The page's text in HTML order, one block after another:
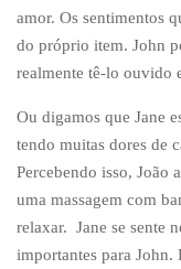
amor. Os sentimentos
do próprio item. John
realmente tê-lo ouvido
Ou digamos que Jane
tendo muitas dores de
Percebendo isso, João
uma massagem com
relaxar. Jane se sente
importantes para John.